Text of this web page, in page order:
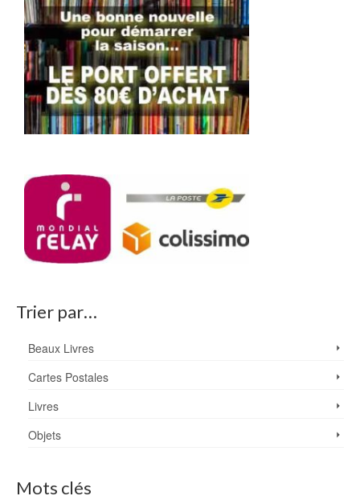
Trier par…
Beaux Livres
Cartes Postales
Livres
Objets
Mots clés